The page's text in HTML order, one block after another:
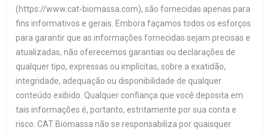
(https://www.cat-biomassa.com), são fornecidas apenas para
fins informativos e gerais. Embora façamos todos os esforços
para garantir que as informações fornecidas sejam precisas e
atualizadas, não oferecemos garantias ou declarações de
qualquer tipo, expressas ou implícitas, sobre a exatidão,
integridade, adequação ou disponibilidade de qualquer
conteúdo exibido. Qualquer confiança que você deposita em
tais informações é, portanto, estritamente por sua conta e
risco. CAT Biomassa não se responsabiliza por quaisquer